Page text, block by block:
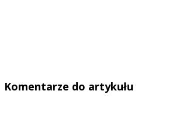
Komentarze do artykułu